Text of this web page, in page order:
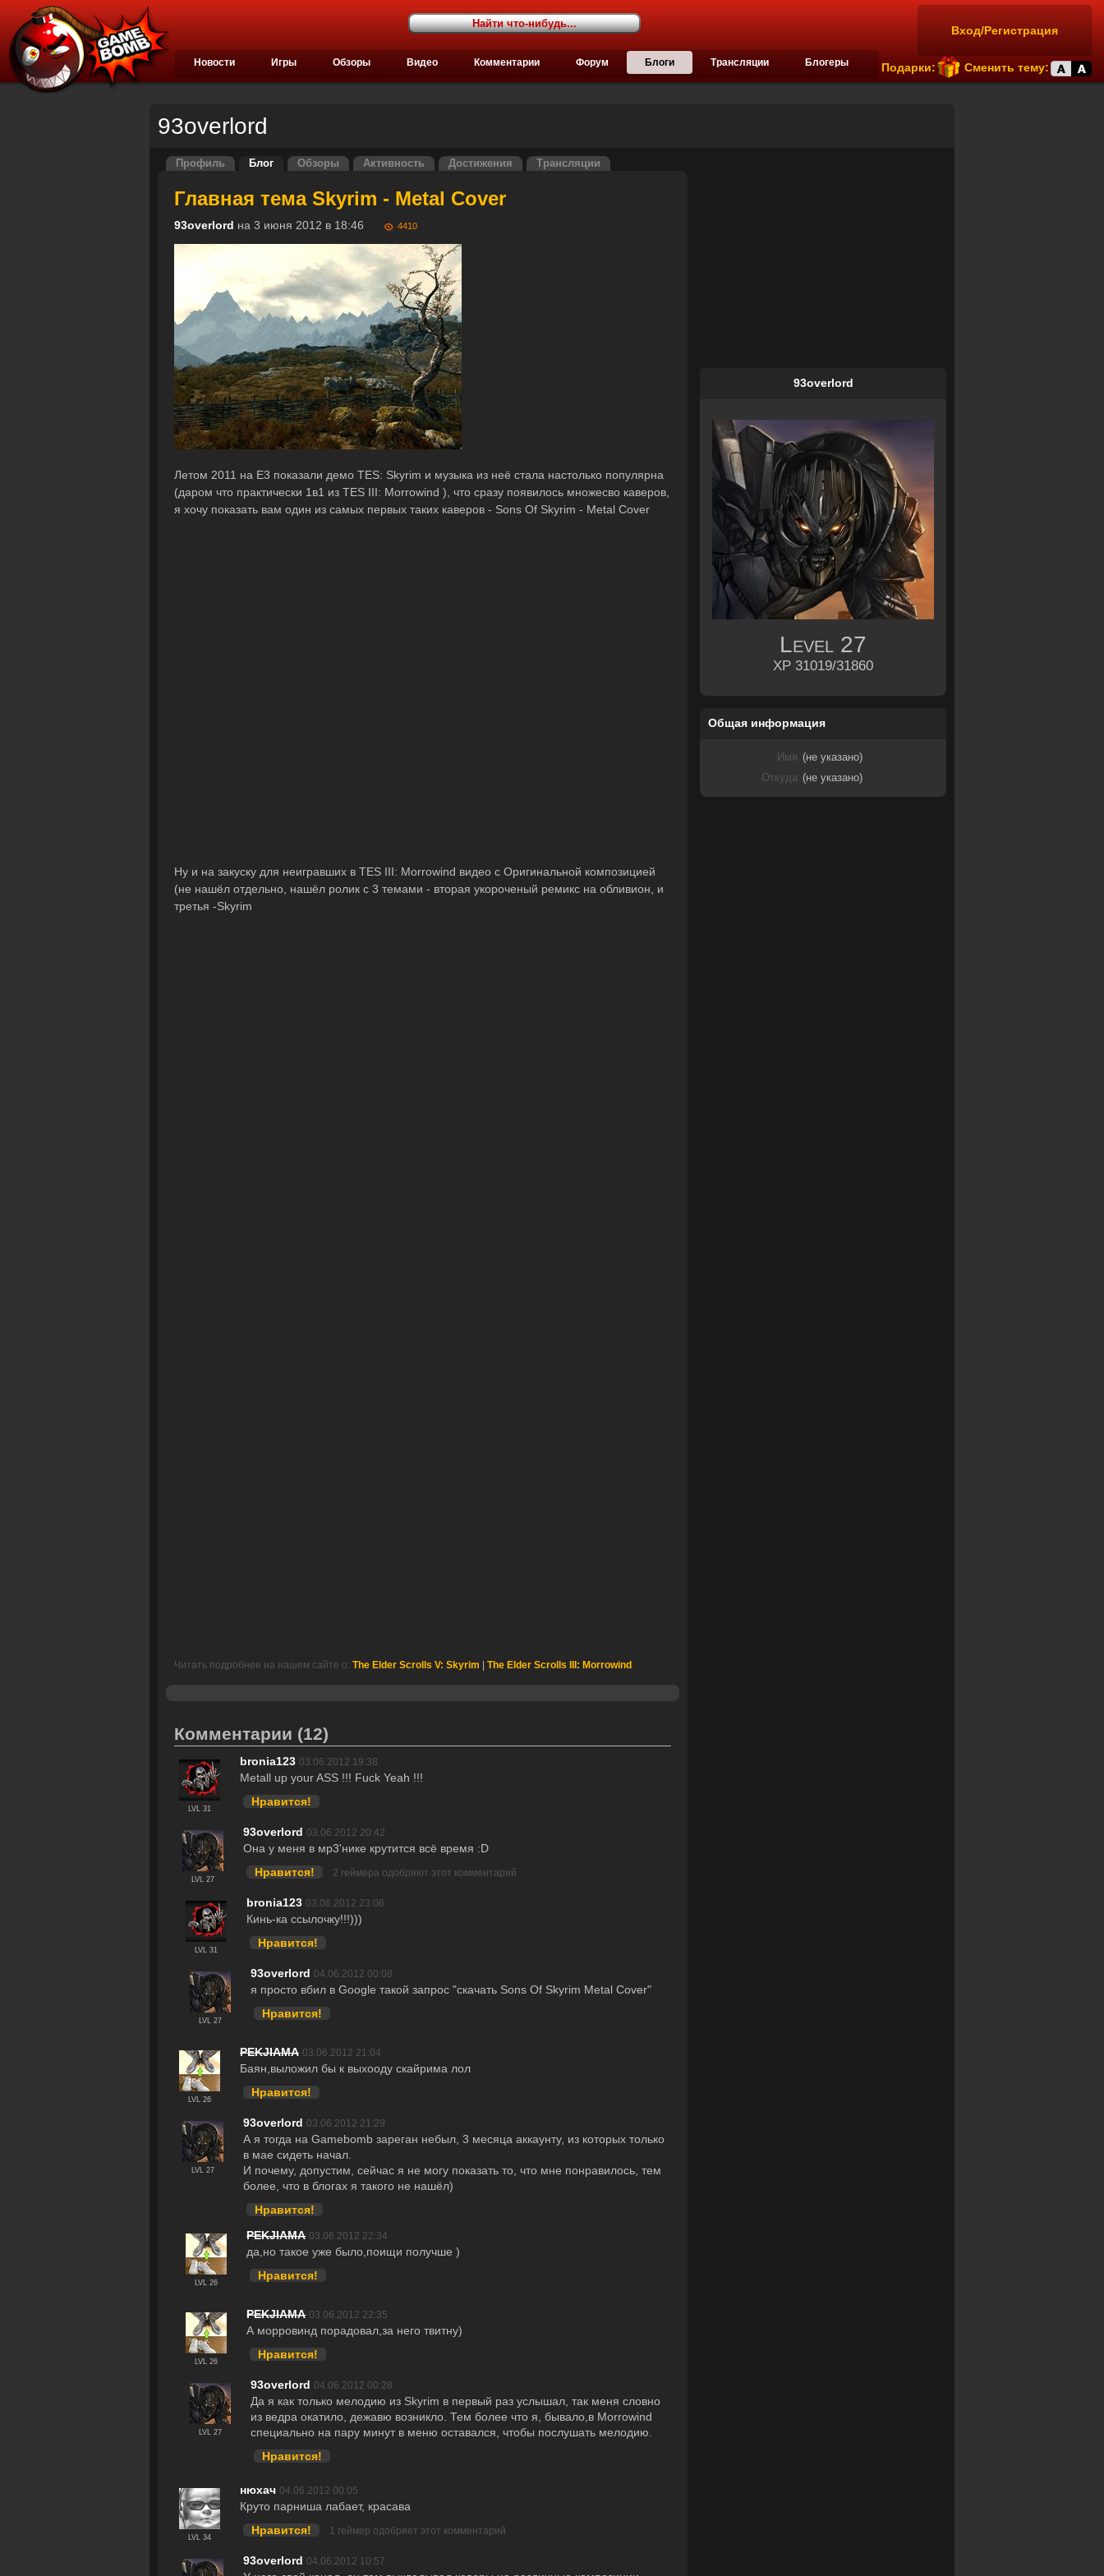
Вход/Регистрация
Подарки: Сменить тему:
Новости Игры Обзоры Видео Комментарии Форум Блоги Трансляции Блогеры
93overlord
Профиль Блог Обзоры Активность Достижения Трансляции
Главная тема Skyrim - Metal Cover
93overlord на 3 июня 2012 в 18:46 4410
Летом 2011 на Е3 показали демо TES: Skyrim и музыка из неё стала настолько популярна
(даром что практически 1в1 из TES III: Morrowind ), что сразу появилось множесво каверов,
я хочу показать вам один из самых первых таких каверов - Sons Of Skyrim - Metal Cover
Ну и на закуску для неигравших в TES III: Morrowind видео с Оригинальной композицией
(не нашёл отдельно, нашёл ролик с 3 темами - вторая укороченый ремикс на обливион, и
третья -Skyrim
Читать подробнее на нашем сайте о: The Elder Scrolls V: Skyrim The Elder Scrolls III: Morrowind
Комментарии (12)
LVL 31
bronia123 03.06.2012 19:38
Metall up your ASS !!! Fuck Yeah !!!
Нравится!
LVL 27
93overlord 03.06.2012 20:42
Она у меня в мр3'нике крутится всё время :D
Нравится!
2 геймера одобряют этот комментарий
LVL 31
bronia123 03.06.2012 23:06
Кинь-ка ссылочку!!!)))
Нравится!
LVL 27
93overlord 04.06.2012 00:08
я просто вбил в Google такой запрос "скачать Sons Of Skyrim Metal Cover"
Нравится!
LVL 26
PEKJIAMA 03.06.2012 21:04
Баян,выложил бы к выхооду скайрима лол
Нравится!
LVL 27
93overlord 03.06.2012 21:29
А я тогда на Gamebomb зареган небыл, 3 месяца аккаунту, из которых только
в мае сидеть начал.
И почему, допустим, сейчас я не могу показать то, что мне понравилось, тем
более, что в блогах я такого не нашёл)
Нравится!
LVL 26
PEKJIAMA 03.06.2012 22:34
да,но такое уже было,поищи получше )
Нравится!
LVL 26
PEKJIAMA 03.06.2012 22:35
А морровинд порадовал,за него твитну)
Нравится!
LVL 27
93overlord 04.06.2012 00:28
Да я как только мелодию из Skyrim в первый раз услышал, так меня словно
из ведра окатило, дежавю возникло. Тем более что я, бывало,в Morrowind
специально на пару минут в меню оставался, чтобы послушать мелодию.
Нравится!
LVL 34
нюхач 04.06.2012 00:05
Круто парниша лабает, красава
Нравится!
1 геймер одобряет этот комментарий
93overlord 04.06.2012 10:57
93overlord
Level 27
XP 31019/31860
Общая информация
Имя (не указано)
Откуда (не указано)